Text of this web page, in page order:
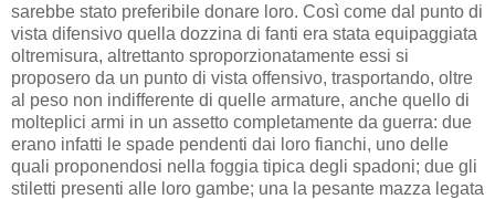
sarebbe stato preferibile donare loro. Così come dal punto di
vista difensivo quella dozzina di fanti era stata equipaggiata
oltremisura, altrettanto sproporzionatamente essi si
proposero da un punto di vista offensivo, trasportando, oltre
al peso non indifferente di quelle armature, anche quello di
molteplici armi in un assetto completamente da guerra: due
erano infatti le spade pendenti dai loro fianchi, uno delle
quali proponendosi nella foggia tipica degli spadoni; due gli
stiletti presenti alle loro gambe; una la pesante mazza legata